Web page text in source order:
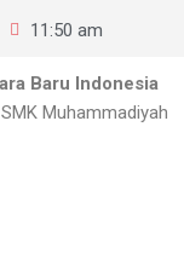
11:50 am
Baru Indonesia
Muhammadiyah